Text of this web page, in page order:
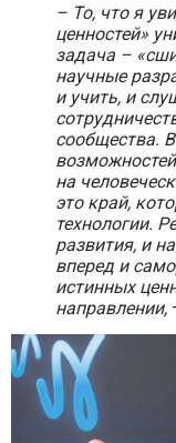
– То, что я
ценностей»
задача –
научные
и учить, и
сообщества.
на
это край,
технологии.
развития, и
вперед и
истинных
направлении,